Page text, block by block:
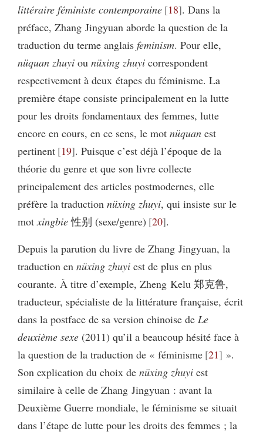
littéraire féministe contemporaine 18 . Dans la
préface, Zhang Jingyuan aborde la question de la
traduction du terme anglais feminism. Pour elle,
nüquan zhuyi ou nüxing zhuyi correspondent
respectivement à deux étapes du féminisme. La
première étape consiste principalement en la lutte
pour les droits fondamentaux des femmes, lutte
encore en cours, en ce sens, le mot nüquan est
pertinent 19 . Puisque c’est déjà l’époque de la
théorie du genre et que son livre collecte
principalement des articles postmodernes, elle
préfère la traduction nüxing zhuyi, qui insiste sur le
motxingbie性别 (sexe/genre) 20 .
Depuis la parution du livre de Zhang Jingyuan, la
traduction en nüxing zhuyi est de plus en plus
courante. À titre d’exemple, Zheng Kelu 郑克鲁,
traducteur, spécialiste de la littérature française, écrit
dans la postface de sa version chinoise de Le
deuxième sexe (2011) qu’il a beaucoup hésité face à
la question de la traduction de « féminisme 21
».
Son explication du choix de nüxing zhuyi est
similaire à celle de Zhang Jingyuan : avant la
Deuxième Guerre mondiale, le féminisme se situait
dans l’étape de lutte pour les droits des femmes ; la